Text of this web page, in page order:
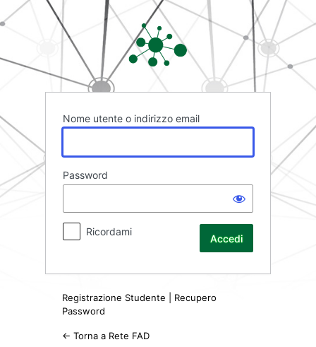
Accedi
Rete FAD
Nome utente o indirizzo email
Password
Ricordami
Registrazione Studente
Recupero
Password
← Torna a Rete FAD